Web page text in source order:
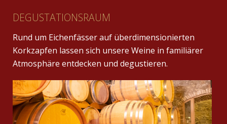
DEGUSTATIONSRAUM
Rund um Eichenfässer auf überdimensionierten
Korkzapfen lassen sich unsere Weine in familiärer
Atmosphäre entdecken und degustieren.